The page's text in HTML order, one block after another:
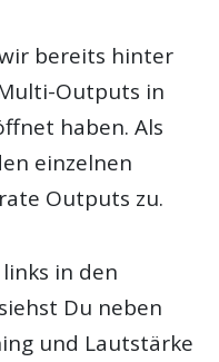
bereits hinter
Outputs in
haben. Als
einzelnen
Outputs zu.
in den
Du neben
und Lautstärke